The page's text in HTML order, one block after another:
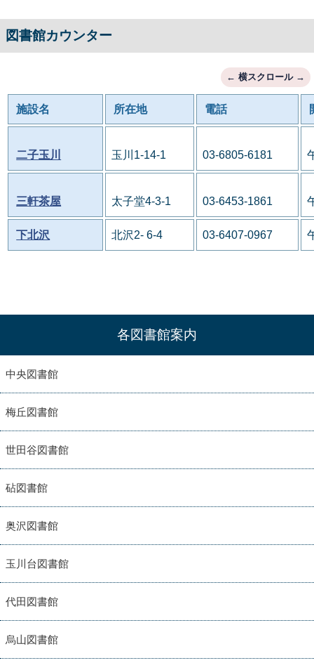
図書館カウンター
施設名 所在地 電話
二子玉川 玉川1-14-1 03-6805-6181
三軒茶屋 太子堂4-3-1 03-6453-1861
下北沢 北沢2- 6-4 03-6407-0967
各図書館案内
中央図書館
梅丘図書館
世田谷図書館
砧図書館
奥沢図書館
玉川台図書館
代田図書館
烏山図書館